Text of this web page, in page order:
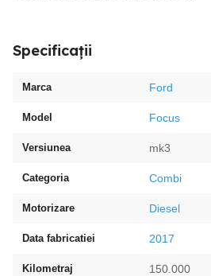
Specificații
Marca Ford
Model Focus
Versiunea mk3
Categoria Combi
Motorizare Diesel
Data fabricatiei 2017
Kilometraj 150.000